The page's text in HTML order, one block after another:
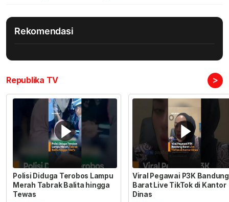
Rekomendasi
Republika TV >
Polisi Diduga Terobos Lampu
Merah Tabrak Balita hingga
Tewas
Viral Pegawai P3K Bandung
Barat Live TikTok di Kantor
Dinas